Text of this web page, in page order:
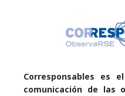
Corresponsables es
comunicación de las